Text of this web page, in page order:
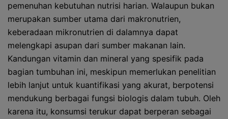
pemenuhan kebutuhan nutrisi harian. Walaupun bukan
merupakan sumber utama dari makronutrien,
keberadaan mikronutrien di dalamnya dapat
melengkapi asupan dari sumber makanan lain.
Kandungan vitamin dan mineral yang spesifik pada
bagian tumbuhan ini, meskipun memerlukan penelitian
lebih lanjut untuk kuantifikasi yang akurat, berpotensi
mendukung berbagai fungsi biologis dalam tubuh. Oleh
karena itu, konsumsi terukur dapat berperan sebagai